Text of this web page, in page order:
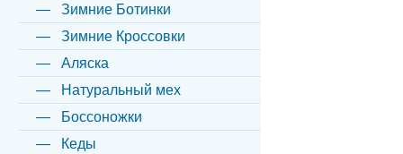
Зимние Ботинки
Зимние Кроссовки
Аляска
Натуральный мех
Боссоножки
Кеды